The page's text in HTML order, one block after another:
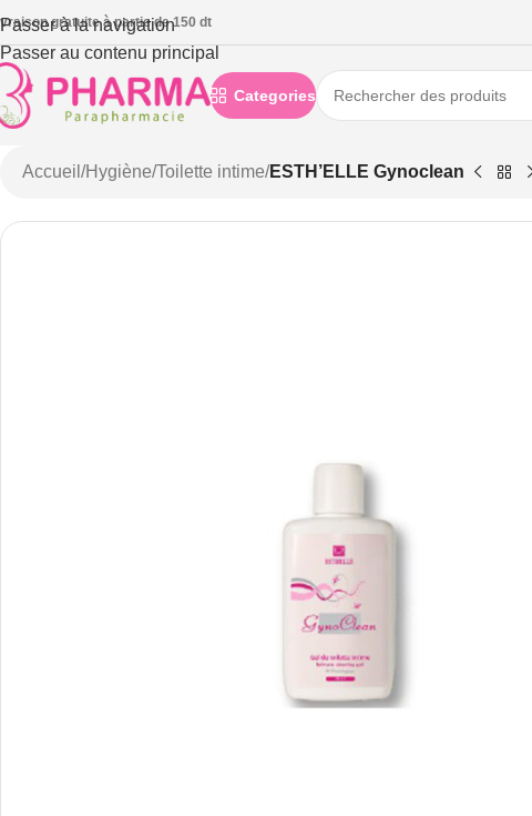
Passer à la navigation
Passer au contenu principal
gratuite à partie de 150 dt
Categories
Accueil /Hygiène/Toilette intime/ESTH’ELLE Gynoclean